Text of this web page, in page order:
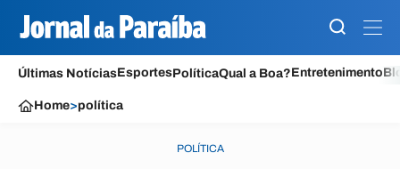
Últimas NotíciasEsportesPolíticaQual a Boa?Entretenimento
Home>política
POLÍTICA